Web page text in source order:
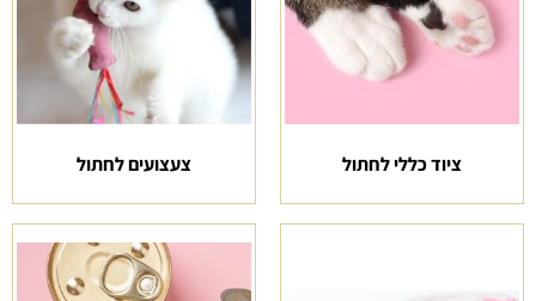
ציוד כללי לחתול צעצועים לחתול